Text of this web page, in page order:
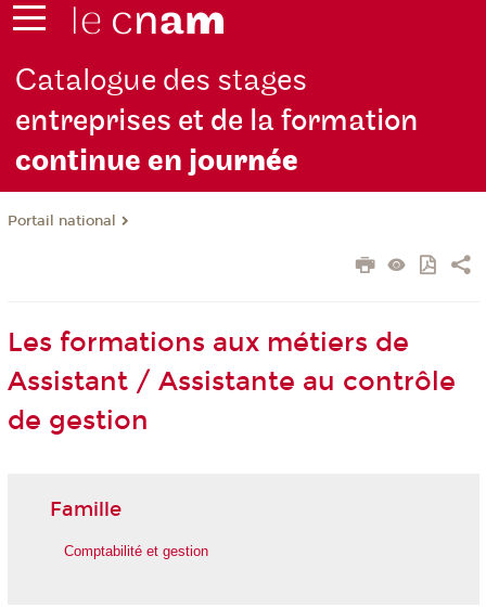
Catalogue des stages
entreprises et de la formation
continue en journée
Portail national
Les formations aux métiers de
Assistant / Assistante au contrôle
de gestion
Famille
Comptabilité et gestion